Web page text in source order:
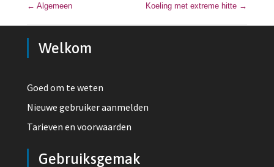
Bericht navigatie
← Algemeen Koeling met extreme hitte →
Welkom
Goed om te weten
Nieuwe gebruiker aanmelden
Tarieven en voorwaarden
Gebruiksgemak